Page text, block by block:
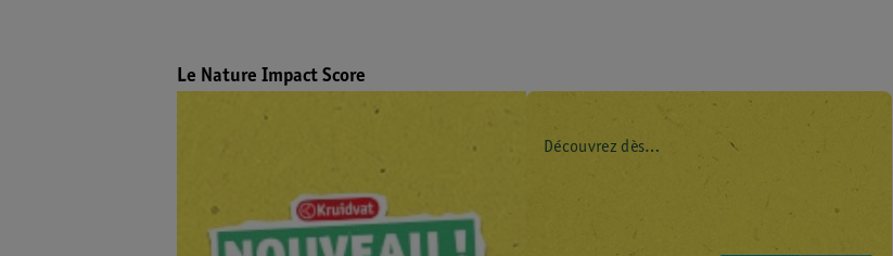
Le Nature Impact Score
Découvrez dès